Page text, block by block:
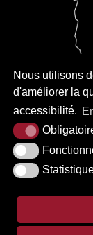
Nous utilisons
d'améliorer la
accessibilité.
PLAN DU